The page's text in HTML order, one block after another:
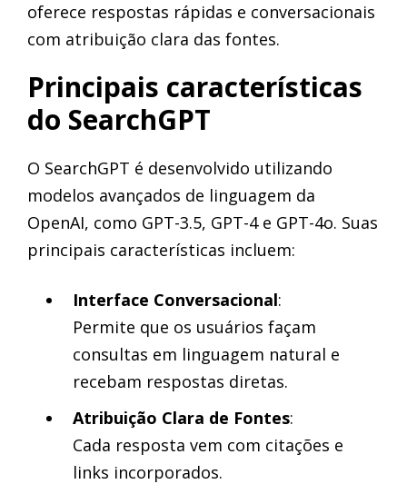
oferece respostas rápidas e conversacionais
com atribuição clara das fontes.
Principais características
do SearchGPT
O SearchGPT é desenvolvido utilizando
modelos avançados de linguagem da
OpenAI, como GPT-3.5, GPT-4 e GPT-4o. Suas
principais características incluem:
Interface Conversacional:
Permite que os usuários façam
consultas em linguagem natural e
recebam respostas diretas.
Atribuição Clara de Fontes:
Cada resposta vem com citações e
links incorporados.